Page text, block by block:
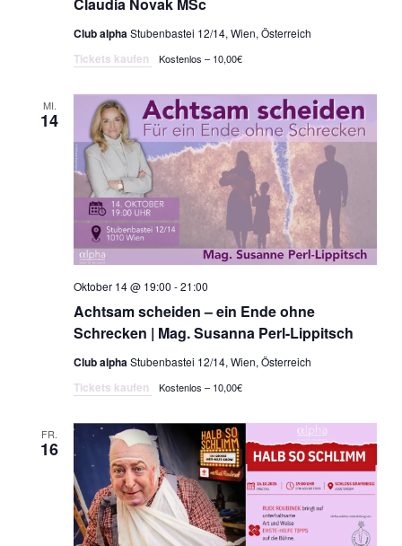
Club alphaStubenbastei 12/14, Wien, Österreich
Tickets kaufen Kostenlos – 10,00€
MI.
14
Achtsam scheiden – ein Ende ohne
Schrecken | Mag. Susanna Perl-Lippitsch
Oktober 14 @ 19:00 -21:00
Club alphaStubenbastei 12/14, Wien, Österreich
Tickets kaufen Kostenlos – 10,00€
FR.
16